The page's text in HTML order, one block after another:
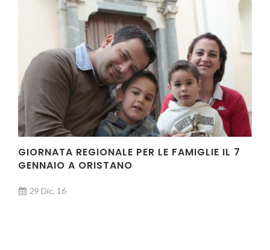
GIORNATA REGIONALE PER LE FAMIGLIE IL 7
GENNAIO A ORISTANO
29 Dic, 16